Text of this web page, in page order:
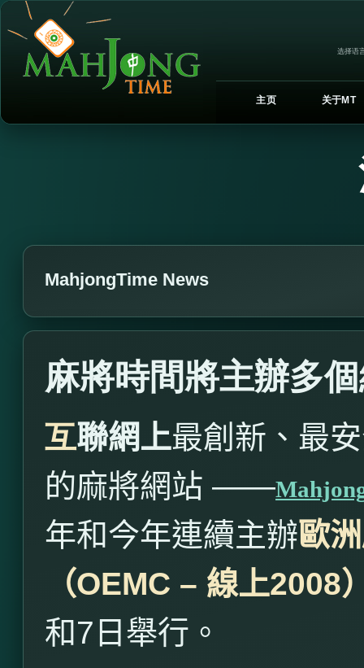
选择语
主页 关于MT
MahjongTime News
麻將時間將主辦多
互聯網上最創新、最
的麻將網站 ——
年和今年連續主辦歐
（OEMC – 線上2008
和7 日舉行。